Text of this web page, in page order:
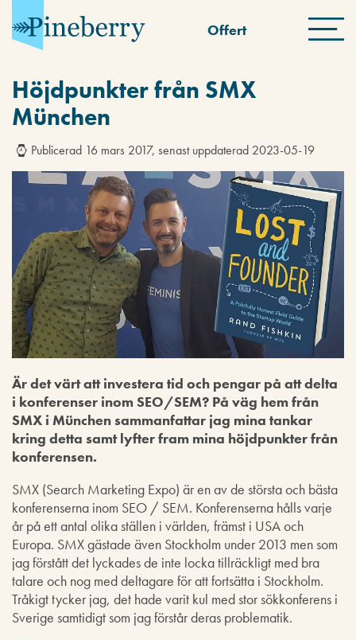
Offert
Höjdpunkter från SMX
München
Publicerad 16 mars 2017, senast uppdaterad 2023-05-19
Är det värt att investera tid och pengar på att delta
i konferenser inom SEO/SEM? På väg hem från
SMX i München sammanfattar jag mina tankar
kring detta samt lyfter fram mina höjdpunkter från
konferensen.
SMX (Search Marketing Expo) är en av de största och bästa
konferenserna inom SEO / SEM. Konferenserna hålls varje
år på ett antal olika ställen i världen, främst i USA och
Europa. SMX gästade även Stockholm under 2013 men som
jag förstått det lyckades de inte locka tillräckligt med bra
talare och nog med deltagare för att fortsätta i Stockholm.
Tråkigt tycker jag, det hade varit kul med stor sökkonferens i
Sverige samtidigt som jag förstår deras problematik.